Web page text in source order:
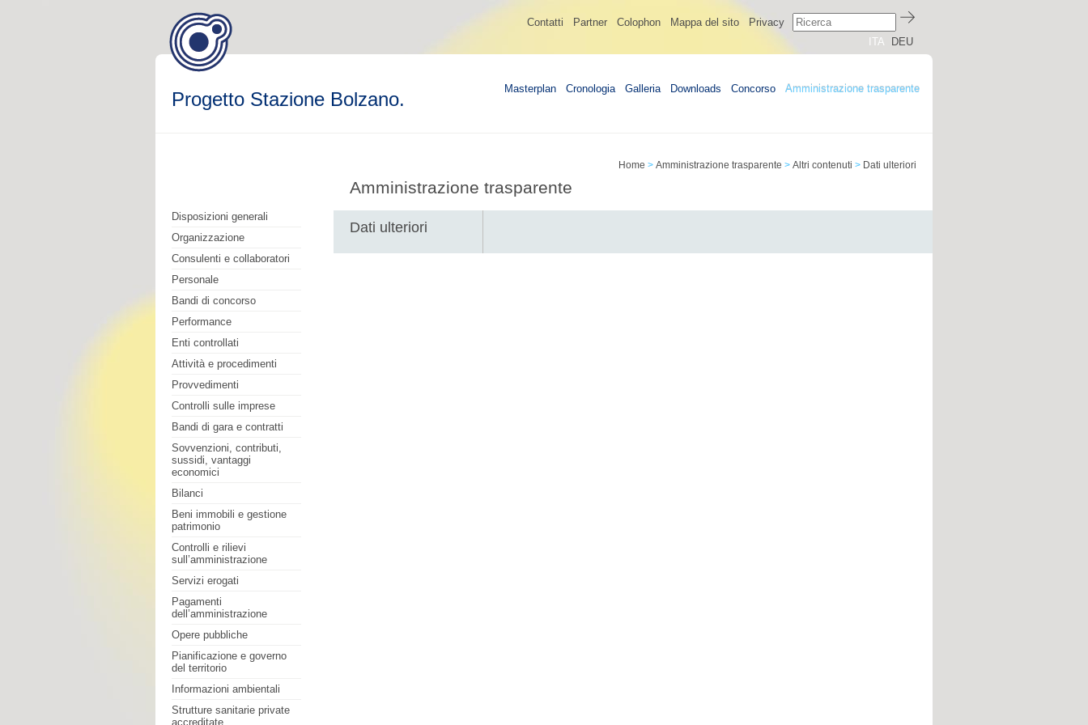
Contatti Partner Colophon Mappa del sito
Privacy
ITA
DEU
Progetto Stazione Bolzano. Masterplan Cronologia Galleria Downloads Concorso Amministrazione trasparente
Disposizioni generali
Organizzazione
Consulenti e collaboratori
Personale
Bandi di concorso
Performance
Enti controllati
Attività e procedimenti
Provvedimenti
Controlli sulle imprese
Bandi di gara e contratti
Sovvenzioni, contributi,
sussidi, vantaggi
economici
Bilanci
Beni immobili e gestione
patrimonio
Controlli e rilievi
sull’amministrazione
Servizi erogati
Pagamenti
dell’amministrazione
Opere pubbliche
Pianificazione e governo
del territorio
Informazioni ambientali
Strutture sanitarie private
accreditate
Home > Amministrazione trasparente > Altri contenuti > Dati ulteriori
Amministrazione trasparente
Dati ulteriori